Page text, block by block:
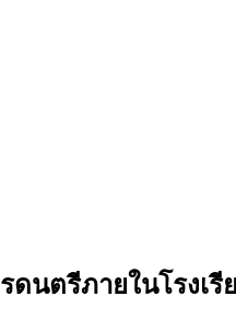
นตรีภายในโรงเรี